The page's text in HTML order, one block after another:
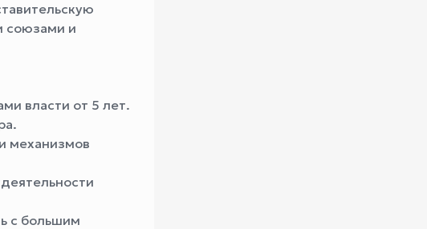
союзами и
власти от 5 лет.
механизмов
с большим